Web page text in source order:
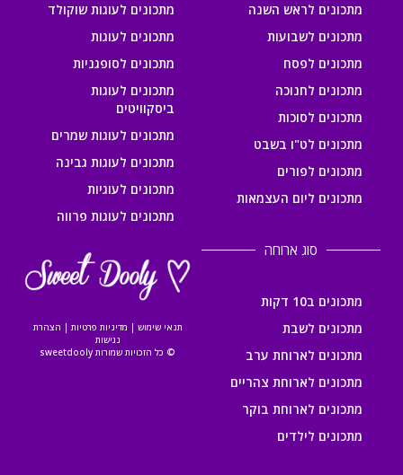
מתכונים לראש השנה
מתכונים לשבועות
מתכונים לפסח
מתכונים לחנוכה
מתכונים לסוכות
מתכונים לט"ו בשבט
מתכונים לפורים
מתכונים ליום העצמאות
מתכונים לעוגות שוקולד
מתכונים לעוגות
מתכונים לסופגניות
מתכונים לעוגות
ביסקוויטים
מתכונים לעוגות שמרים
מתכונים לעוגות גבינה
מתכונים לעוגיות
מתכונים לעוגות פרווה
סוג ארוחה
מתכונים ב10 דקות
מתכונים לשבת
מתכונים לארוחת ערב
מתכונים לארוחת צהריים
מתכונים לארוחת בוקר
מתכונים לילדים
תנאי שימוש | מדיניות פרטיות | הצהרת
נגישות
© כל הזכויות שמורות sweetdooly